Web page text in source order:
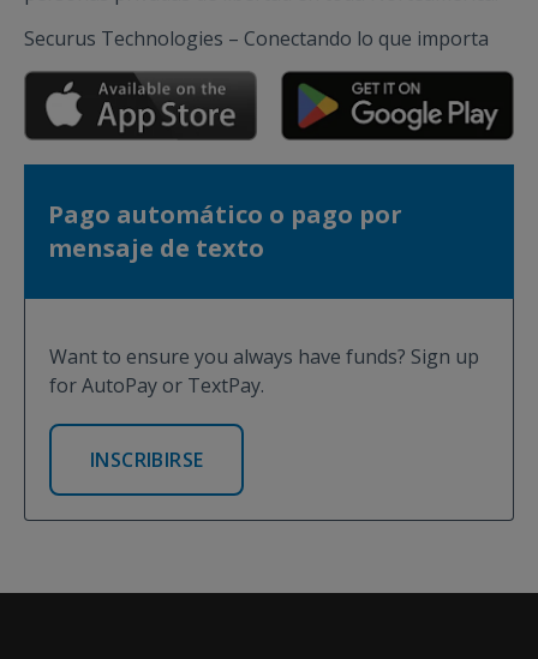
Securus Technologies – Conectando lo que importa
Pago automático o pago por
mensaje de texto
Want to ensure you always have funds? Sign up
for AutoPay or TextPay.
INSCRIBIRSE